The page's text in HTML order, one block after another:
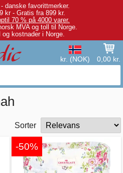
danske favorittmerker.
kr - Gratis fra 899 kr.
70 % på 4000 varer.
MVA og toll til Norge.
kostnader i Norge.
kr. (NOK) 0,00 kr.
Sorter
-50%